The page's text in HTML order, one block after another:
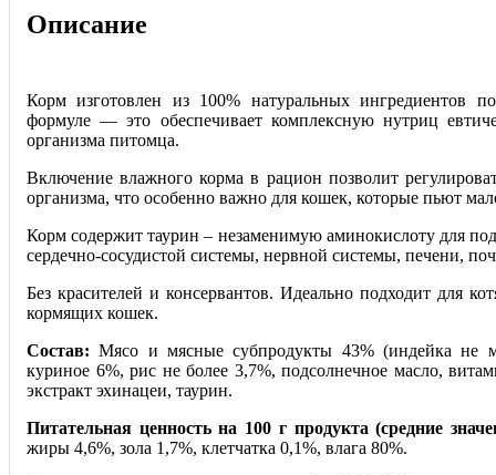
Описание
Корм изготовлен из 100% натуральных ингредиентов
формуле — это обеспечивает комплексную нутриц
организма питомца.
Включение влажного корма в рацион позволит
организма, что особенно важно для кошек, которые пьют
Корм содержит таурин – незаменимую аминокислоту для
сердечно-сосудистой системы, нервной системы, печени,
Без красителей и консервантов. Идеально подходит для
кормящих кошек.
Состав: Мясо и мясные субпродукты 43% (индейка не
куриное 6%, рис не более 3,7%, подсолнечное масло,
экстракт эхинацеи, таурин.
Питательная ценность на 100 г продукта (средние
жиры 4,6%, зола 1,7%, клетчатка 0,1%, влага 80%.